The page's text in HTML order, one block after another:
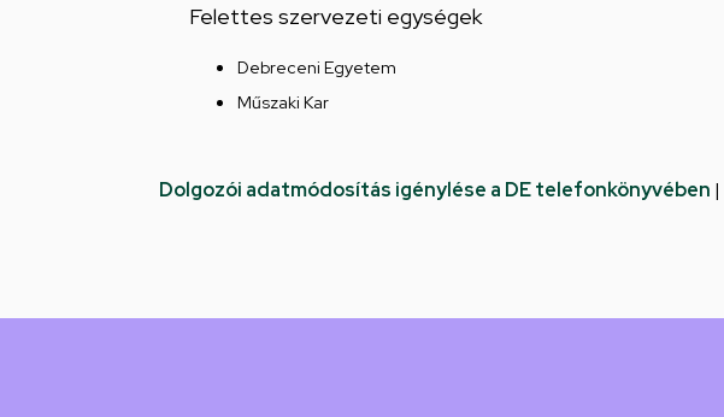
Felettes szervezeti egységek
Debreceni Egyetem
Műszaki Kar
Dolgozói adatmódosítás igénylése a DE telefonkönyvében |